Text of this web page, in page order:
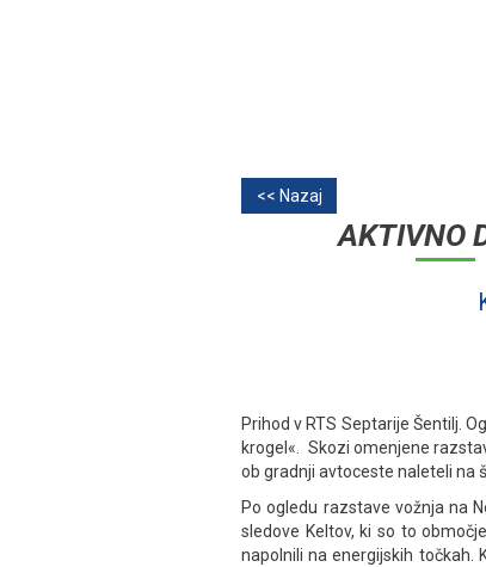
<< Nazaj
AKTIVNO
Prihod v RTS Septarije Šentilj.
krogel«. Skozi omenjene
ob gradnji avtoceste naleteli na
Po ogledu razstave vožnja na
sledove Keltov, ki so to
napolnili na energijskih točkah.